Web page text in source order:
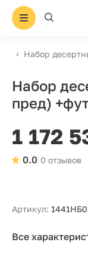
Набор
Набор
пред)
1 172
0 отзывов
0.0
Артикул:
Все